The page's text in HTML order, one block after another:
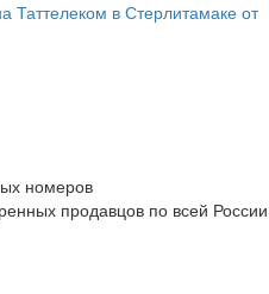
номеров
продавцов по всей России